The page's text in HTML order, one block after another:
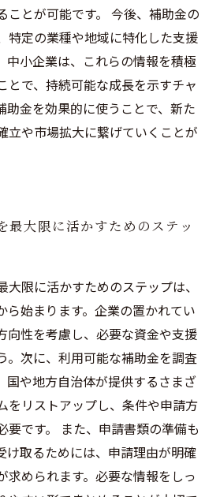
ことが可能です。 今後、補助金の
特定の業種や地域に特化した支援
中小企業は、これらの情報を積極
とで、持続可能な成長を示すチャ
助金を効果的に使うことで、新た
立や市場拡大に繋げていくことが
最大限に活かすためのステッ
限に活かすためのステップは、
ら始まります。企業の置かれてい
向性を考慮し、必要な資金や支援
。次に、利用可能な補助金を調査
国や地方自治体が提供するさまざ
をリストアップし、条件や申請方
要です。 また、申請書類の準備も
け取るためには、申請理由が明確
求められます。必要な情報をしっ